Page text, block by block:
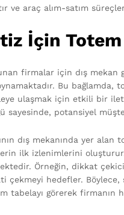
ve araç alım-satım
İçin Totem
firmalar için dış
Bu bağlamda,
ulaşmak için etkili bir
sayesinde, potansiyel
dış mekanında yer
ilk izlenimlerini
Örneğin, dikkat
çekmeyi hedefler.
tabelayı görerek firmanın